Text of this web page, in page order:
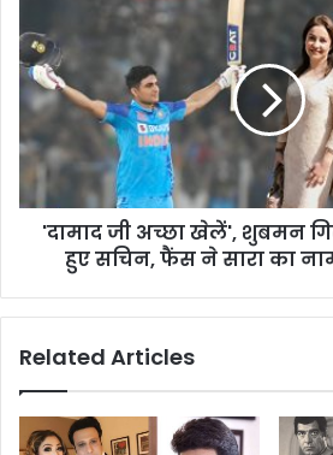
'दामाद जी अच्छा खेलें', शुबमन
हुए सचिन, फैंस ने सारा का
Related Articles